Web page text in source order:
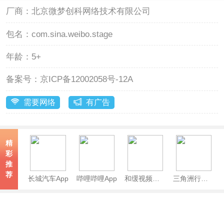
厂商： 北京微梦创科网络技术有限公司
包名： com.sina.weibo.stage
年龄： 5+
备案号： 京ICP备12002058号-12A
需要网络 有广告
精
彩
推
荐
长城汽车App 哔哩哔哩App